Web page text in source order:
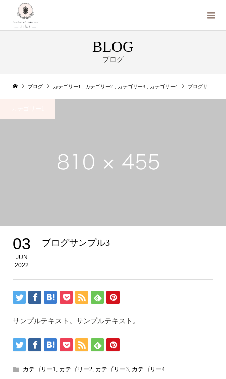
BLOG
ブログ
ブログ カテゴリー1 カテゴリー2 カテゴリー3 カテゴリー4 ブログサンプル3
03
JUN
2022
ブログサンプル3
サンプルテキスト。サンプルテキスト。
カテゴリー1 カテゴリー2, カテゴリー3, カテゴリー4